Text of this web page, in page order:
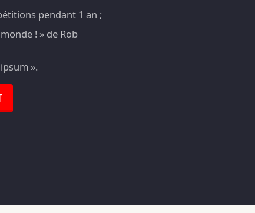
pendant 1 an ;
! » de Rob
».